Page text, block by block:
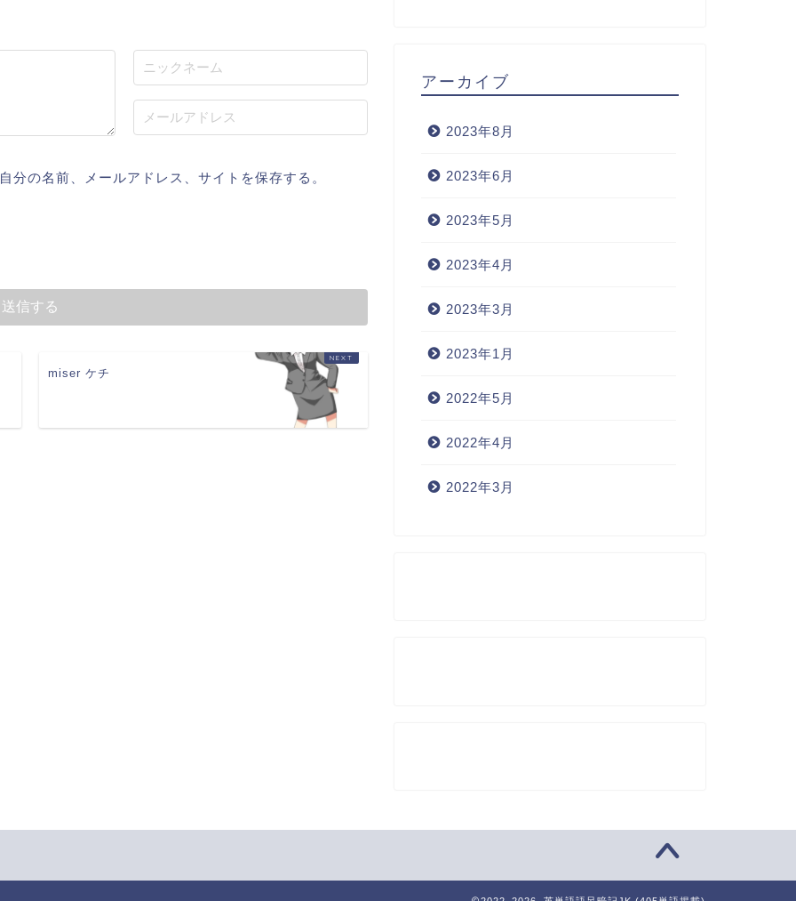
分の名前、メールアドレス、サイトを保存する。
miser ケチ
アーカイブ
2023年8月
2023年6月
2023年5月
2023年4月
2023年3月
2023年1月
2022年5月
2022年4月
2022年3月